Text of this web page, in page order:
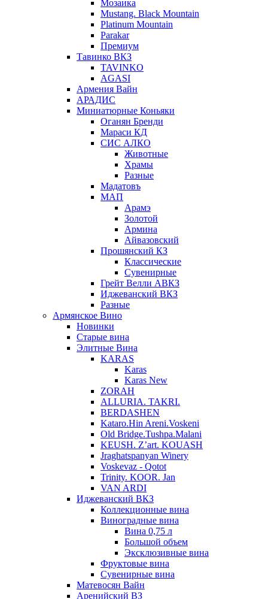
Мозаика
Mustang. Black Mountain
Platinum Mountain
Parakar
Премиум
Тавинко ВКЗ
TAVINKO
AGASI
Армения Вайн
АРАДИС
Миниатюрные Коньяки
Оганян Бренди
Мараси КД
СИС АЛКО
Животные
Храмы
Разные
Мадатовъ
МАП
Арамэ
Золотой
Армина
Айвазовский
Прошянский КЗ
Классические
Сувенирные
Грейт Велли АВКЗ
Иджеванский ВКЗ
Разные
Армянское Вино
Новинки
Старые вина
Элитные Вина
KARAS
Karas
Karas New
ZORAH
ALLURIA. TAKRI.
BERDASHEN
Kataro.Hin Areni.Voskeni
Old Bridge.Tushpa.Malani
KEUSH. Z’art. KOUASH
Jraghatspanyan Winery
Voskevaz - Qotot
Trinity. KOOR. Jan
VAN ARDI
Иджеванский ВКЗ
Коллекционные вина
Виноградные вина
Вина 0,75 л
Большой объем
Эксклюзивные вина
Фруктовые вина
Cувенирные вина
Матевосян Вайн
Аренийский ВЗ